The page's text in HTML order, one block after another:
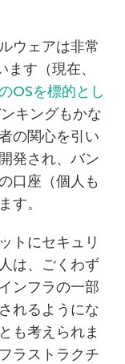
ウェアは非常
す（現在、
OSを標的とし
キングもかな
の関心を引い
発され、バン
口座（個人も
す。
トにセキュリ
は、ごくわず
ンフラの一部
れるようにな
も考えられま
ラストラクチ